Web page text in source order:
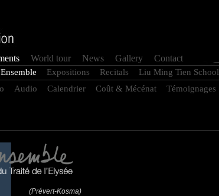
(Prévert-Kosma)
Audio Calendrier Coût & Mécénat Témoignages
Expositions Recitals Liu Ming Tien School
World tour News Gallery Contact